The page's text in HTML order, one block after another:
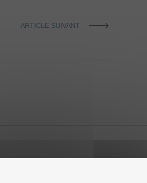
ARTICLE SUIVANT